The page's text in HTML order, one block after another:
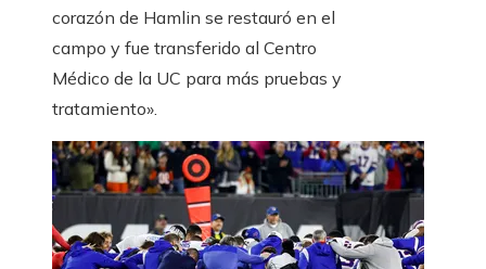
corazón de Hamlin se restauró en el
campo y fue transferido al Centro
Médico de la UC para más pruebas y
tratamiento».